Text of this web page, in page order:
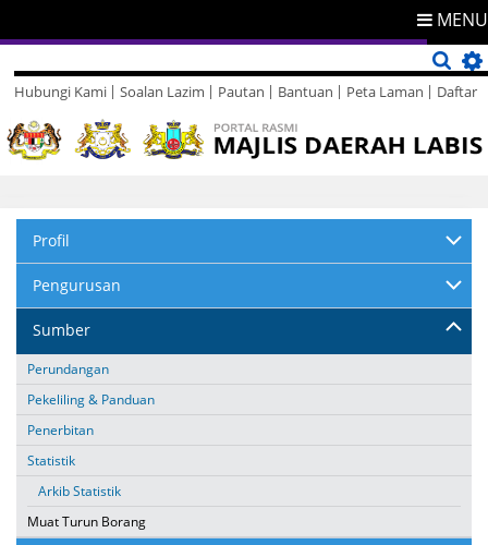
MENU
Hubungi Kami
Direktori
Maklum Balas
Soalan Lazim Pautan Bantuan Peta Laman Daftar
Profil
Pengurusan
Sumber
Perundangan
Pekeliling & Panduan
Penerbitan
Statistik
Arkib Statistik
Muat Turun Borang